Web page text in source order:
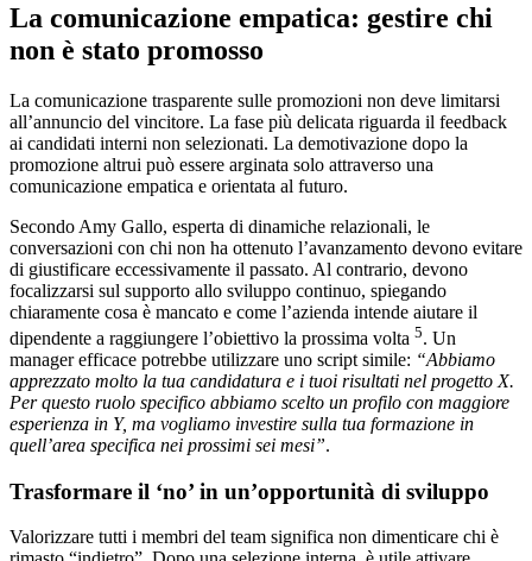
La comunicazione empatica: gestire chi
non è stato promosso
La comunicazione trasparente sulle promozioni non deve limitarsi
all’annuncio del vincitore. La fase più delicata riguarda il feedback
ai candidati interni non selezionati. La demotivazione dopo la
promozione altrui può essere arginata solo attraverso una
comunicazione empatica e orientata al futuro.
Secondo Amy Gallo, esperta di dinamiche relazionali, le
conversazioni con chi non ha ottenuto l’avanzamento devono evitare
di giustificare eccessivamente il passato. Al contrario, devono
focalizzarsi sul supporto allo sviluppo continuo, spiegando
chiaramente cosa è mancato e come l’azienda intende aiutare il
dipendente a raggiungere l’obiettivo la prossima volta 5. Un
manager efficace potrebbe utilizzare uno script simile: “Abbiamo
apprezzato molto la tua candidatura e i tuoi risultati nel progetto X.
Per questo ruolo specifico abbiamo scelto un profilo con maggiore
esperienza in Y, ma vogliamo investire sulla tua formazione in
quell’area specifica nei prossimi sei mesi”.
Trasformare il ‘no’ in un’opportunità di sviluppo
Valorizzare tutti i membri del team significa non dimenticare chi è